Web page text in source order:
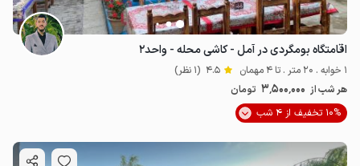
اقامتگاه بومگردی در آمل - کاشی محله - واحد۲
1 خوابه . 20 متر . تا 4 مهمان 4.5 (1 نظر)
هر شب از 3٬500٬000 تومان
10% تخفیف از 4 شب